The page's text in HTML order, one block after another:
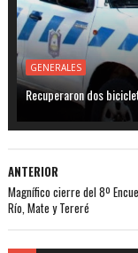
GENERALES
Recuperaron dos
ANTERIOR
Magnífico cierre del 8º
Río, Mate y Tereré